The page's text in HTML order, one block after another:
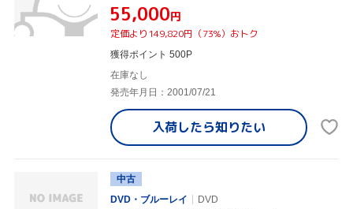
¥55,000円
定価より149,820円（73%）おトク
獲得ポイント 500P
在庫なし
発売年月日：2001/07/21
入荷したら知りたい
中古
DVD・ブルーレイ
DVD